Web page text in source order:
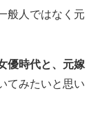
般人ではなく元
優時代と、元嫁
てみたいと思い